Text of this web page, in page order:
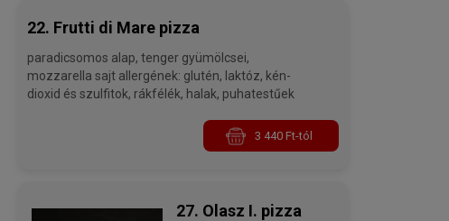
22. Frutti di Mare pizza
paradicsomos alap, tenger gyümölcsei,
mozzarella sajt allergének: glutén, laktóz, kén-
dioxid és szulfitok, rákfélék, halak, puhatestűek
3 440 Ft-tól
27. Olasz I. pizza